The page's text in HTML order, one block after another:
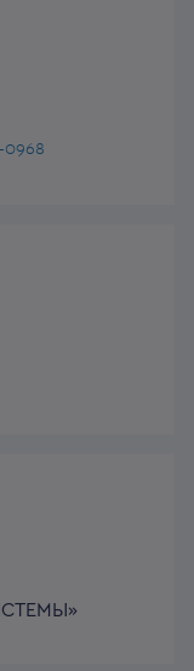
0968